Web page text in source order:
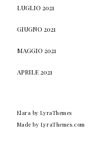
LUGLIO 2021
GIUGNO 2021
MAGGIO 2021
APRILE 2021
Elara by LyraThemes
Made by LyraThemes.com